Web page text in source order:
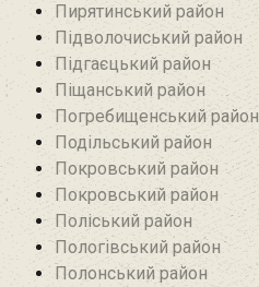
Пирятинський район
Підволочиський район
Підгаєцький район
Піщанський район
Погребищенський район
Подільський район
Покровський район
Покровський район
Поліський район
Пологівський район
Полонський район